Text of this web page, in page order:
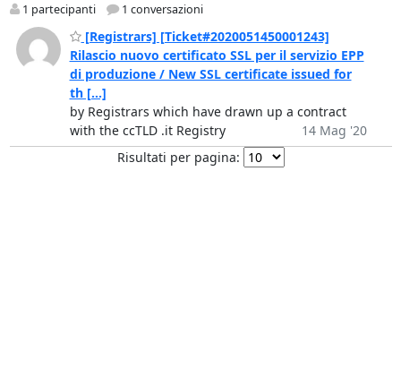
1 partecipanti 1 conversazioni
[Registrars] [Ticket#2020051450001243]
Rilascio nuovo certificato SSL per il servizio EPP
di produzione / New SSL certificate issued for
th [...]
by Registrars which have drawn up a contract
with the ccTLD .it Registry
14 Mag '20
Risultati per pagina: